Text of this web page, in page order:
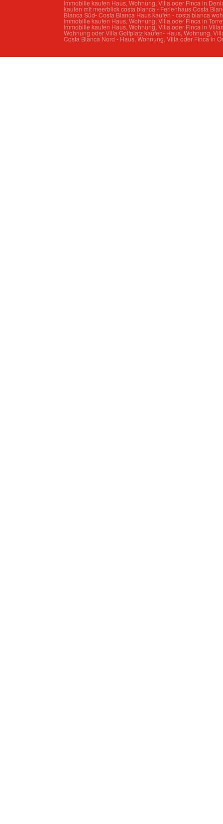
Immobilie kaufen Haus, Wohnung, Villa oder Finca in
kaufen mit meerblick costa blanca- Ferienhaus Costa
Blanca Süd-Costa Blanca Haus kaufen -costa blanca
Immobilie kaufen Haus, Wohnung, Villa oder Finca in
Immobilie kaufen Haus, Wohnung, Villa oder Finca in
Wohnung oder Villa Golfplatz kaufen- Haus, Wohnung,
Costa Blanca Nord - Haus, Wohnung, Villa oder Finca in